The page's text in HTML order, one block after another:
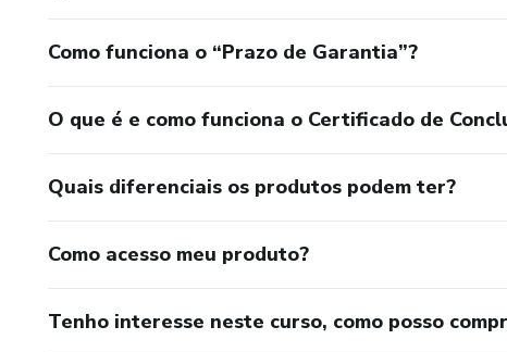
Como funciona o “Prazo de Garantia”?
O que é e como funciona o Certificado de
Quais diferenciais os produtos podem ter?
Como acesso meu produto?
Tenho interesse neste curso, como posso